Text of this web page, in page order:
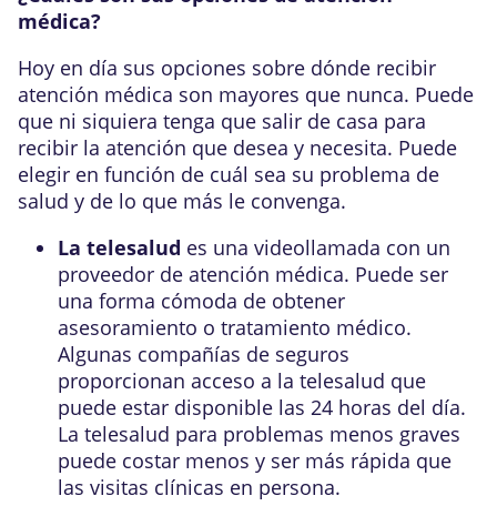
médica?
Hoy en día sus opciones sobre dónde recibir
atención médica son mayores que nunca. Puede
que ni siquiera tenga que salir de casa para
recibir la atención que desea y necesita. Puede
elegir en función de cuál sea su problema de
salud y de lo que más le convenga.
La telesalud es una videollamada con un
proveedor de atención médica. Puede ser
una forma cómoda de obtener
asesoramiento o tratamiento médico.
Algunas compañías de seguros
proporcionan acceso a la telesalud que
puede estar disponible las 24 horas del día.
La telesalud para problemas menos graves
puede costar menos y ser más rápida que
las visitas clínicas en persona.